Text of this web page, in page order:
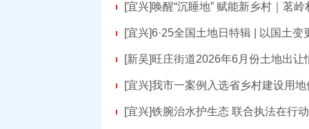
[宜兴] 唤醒“沉睡地” 赋能新乡村｜茗岭
[宜兴]6·25全国土地日特辑 | 以国土变
[新吴]旺庄街道2026年6月份土地出让
[宜兴]我市一案例入选省乡村建设用地
[宜兴]铁腕治水护生态 联合执法在行